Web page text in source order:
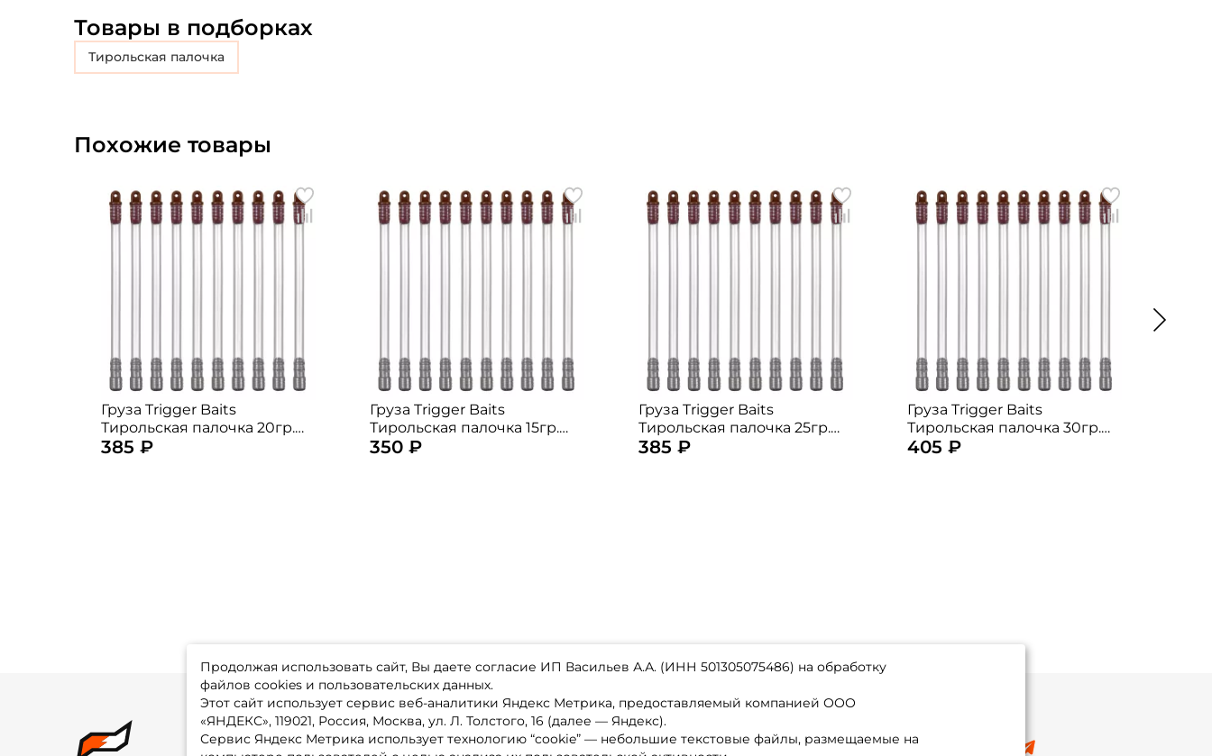
Товары в подборках
Тирольская палочка
Похожие товары
Груза Trigger Baits
Тирольская палочка 20гр.
5шт. + 30гр. 5шт. (10штук)
385 ₽
Груза Trigger Baits
Тирольская палочка 15гр.
10шт.
350 ₽
Груза Trigger Baits
Тирольская палочка 25гр.
10шт.
385 ₽
Груза Trigger Baits
Тирольская палочка 30гр.
10шт.
405 ₽
Продолжая использовать сайт, Вы даете согласие ИП Васильев А.А. (ИНН 501305075486) на обработку
файлов cookies и пользовательских данных.
Этот сайт использует сервис веб-аналитики Яндекс Метрика, предоставляемый компанией ООО
«ЯНДЕКС», 119021, Россия, Москва, ул. Л. Толстого, 16 (далее — Яндекс).
Сервис Яндекс Метрика использует технологию “cookie” — небольшие текстовые файлы, размещаемые на
О магазине Каталог товаров 8 (495) 532-77-88